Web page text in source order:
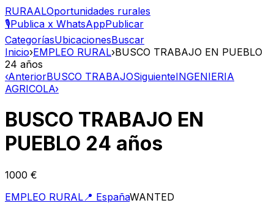
RURAALOportunidades rurales
🎙️Publica x WhatsAppPublicar
CategoríasUbicacionesBuscar
Inicio›EMPLEO RURAL›BUSCO TRABAJO EN PUEBLO
24 años
‹AnteriorBUSCO TRABAJOSiguienteINGENIERIA
AGRICOLA›
BUSCO TRABAJO EN
PUEBLO 24 años
1000 €
EMPLEO RURAL 📍 EspañaWANTED